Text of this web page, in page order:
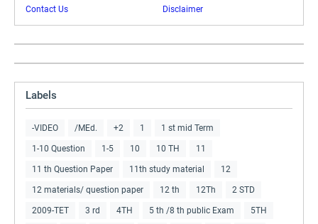
Contact Us Disclaimer
Labels
-VIDEO /MEd. +2 1 1 st mid Term
1-10 Question 1-5 10 10 TH 11
11 th Question Paper 11th study material 12
12 materials/ question paper 12 th 12Th 2 STD
2009-TET 3 rd 4TH 5 th /8 th public Exam 5TH